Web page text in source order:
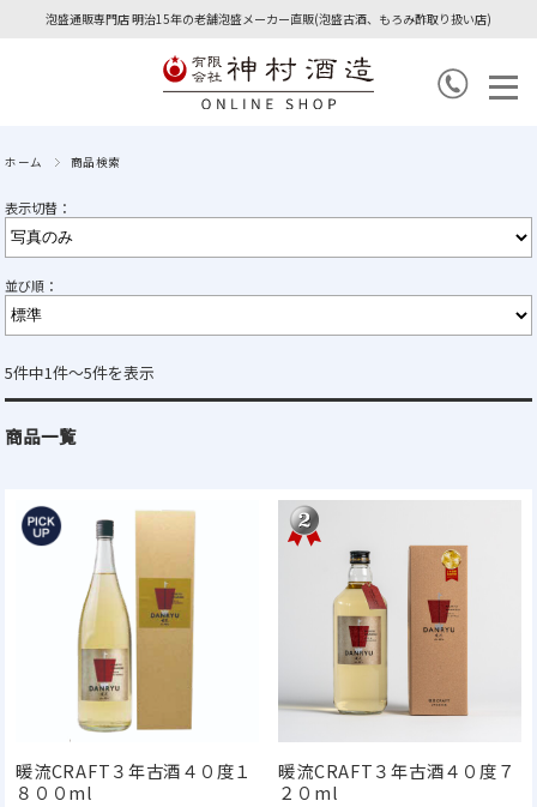
泡盛通販専門店 明治15年の老舗泡盛メーカー直販(泡盛古酒、もろみ酢取り扱い店)
ホーム 商品検索
表示切替：
並び順：
5件中1件～5件を表示
商品一覧
暖流CRAFT３年古酒４０度１
８００ml
暖流CRAFT３年古酒４０度７
２０ml